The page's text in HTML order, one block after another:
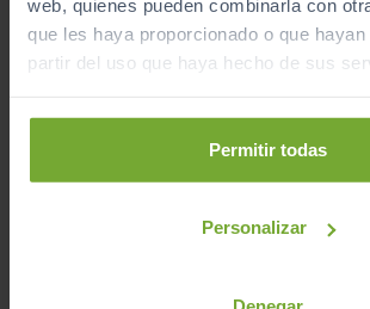
web, quienes pueden combinarla con
que les haya proporcionado o que hayan
partir del uso que haya hecho de sus
Permitir todas
Personalizar